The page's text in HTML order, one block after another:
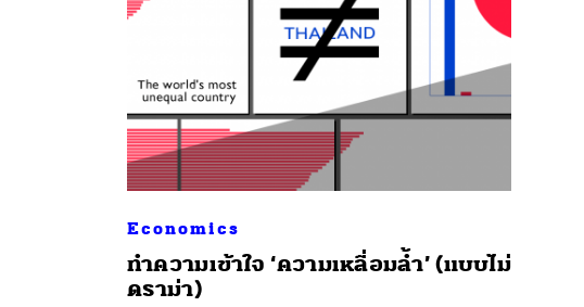
Economics
ทำความเข้าใจ ‘ความเหลื่อมล้ำ’ (แบบไม่
ดราม่า)